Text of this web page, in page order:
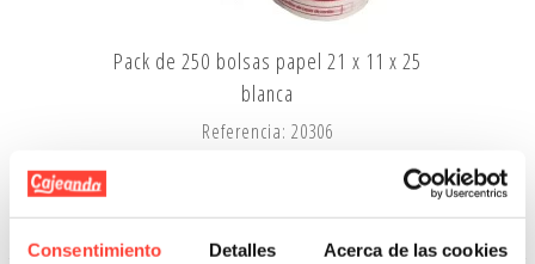
Consentimiento Detalles Acerca de las cookies
Pack de 250 bolsas papel 21 x 11 x 25
blanca
Referencia: 20306
Añadir A La Cesta